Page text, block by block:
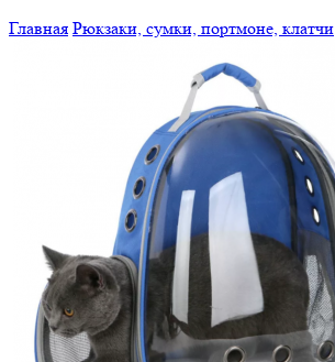
Главная Рюкзаки, сумки, портмоне, клатчи